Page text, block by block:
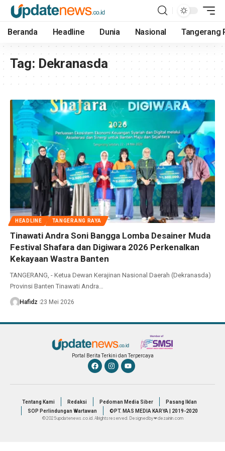
Beranda Headline Dunia Nasional Tangerang
Tag: Dekranasda
HEADLINE TANGERANG RAYA
Tinawati Andra Soni Bangga Lomba Desainer Muda
Festival Shafara dan Digiwara 2026 Perkenalkan
Kekayaan Wastra Banten
TANGERANG, - Ketua Dewan Kerajinan Nasional Daerah (Dekranasda)
Provinsi Banten Tinawati Andra…
Hafidz 23 Mei 2026
Portal Berita Terkini dan Terpercaya
Tentang Kami Redaksi Pedoman Media Siber
Pasang Iklan
SOP Perlindungan Wartawan
©PT. MAS MEDIA KARYA | 2019-2020
© 2025 updatenews.co.id. All rights reserved. Designed by ❤ dezainin.com